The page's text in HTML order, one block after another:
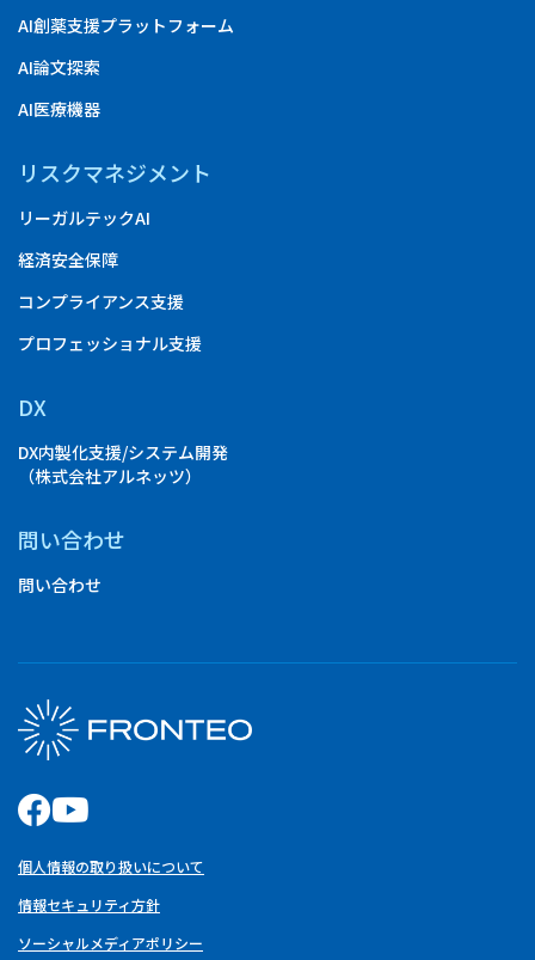
AI創薬支援プラットフォーム
AI論文探索
AI医療機器
リスクマネジメント
リーガルテックAI
経済安全保障
コンプライアンス支援
プロフェッショナル支援
DX
DX内製化支援/システム開発
（株式会社アルネッツ）
問い合わせ
問い合わせ
個人情報の取り扱いについて
情報セキュリティ方針
ソーシャルメディアポリシー